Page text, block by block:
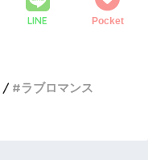
LINE Pocket
ラブロマンス